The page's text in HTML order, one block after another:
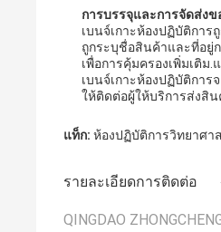
การบรรจุและการจัดส่งข
เบนจ์เกาะห้องปฏิบัติการ
ถูกระบุชื่อสินค้าและที่อยู่
เพื่อการคุ้มครองเพิ่มเติม
เบนจ์เกาะห้องปฏิบัติกา
ให้ติดต่อผู้ให้บริการส่งสิ
แท็ก: ห้องปฏิบัติการวิทยาศา
รายละเอียดการติดต่อ
QINGDAO